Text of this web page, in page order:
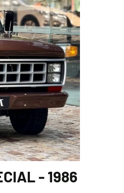
- 1986